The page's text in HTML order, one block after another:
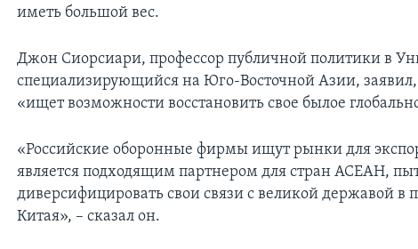
иметь большой вес.
Джон Сиорсиари, профессор публичной политики в
специализирующийся на Юго-Восточной Азии, заявил,
«ищет возможности восстановить свое былое
«Российские оборонные фирмы ищут рынки для
является подходящим партнером для стран АСЕАН,
диверсифицировать свои связи с великой державой в
Китая», – сказал он.